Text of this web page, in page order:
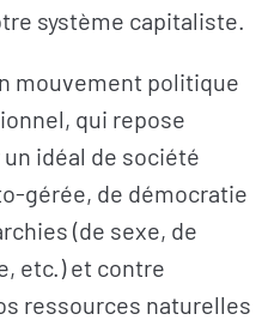
Citoyen·ne·s
Entreprises
Institutions et
collectivités
Fondations
système capitaliste.
mouvement politique
qui repose
idéal de société
gérée, de démocratie
(de sexe, de
etc.) et contre
ressources naturelles